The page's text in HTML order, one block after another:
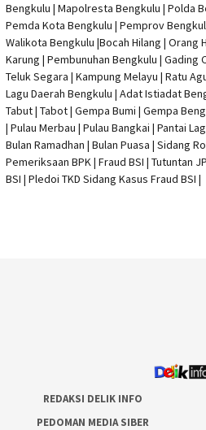
Bengkulu | Mapolresta Bengkulu | Polda
Pemda Kota Bengkulu | Pemprov
Walikota Bengkulu |Bocah Hilang | Orang
Karung | Pembunuhan Bengkulu | Gading
Teluk Segara | Kampung Melayu | Ratu
Lagu Daerah Bengkulu | Adat Istiadat
Tabut | Tabot | Gempa Bumi | Gempa
| Pulau Merbau | Pulau Bangkai | Pantai
Bulan Ramadhan | Bulan Puasa | Sidang
Pemeriksaan BPK | Fraud BSI | Tutuntan
BSI | Pledoi TKD Sidang Kasus Fraud BSI |
REDAKSI DELIK INFO
PEDOMAN MEDIA SIBER